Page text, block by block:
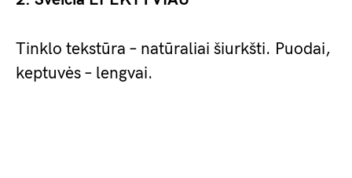
Tinklo tekstūra – natūraliai šiurkšti. Puodai,
keptuvės – lengvai.